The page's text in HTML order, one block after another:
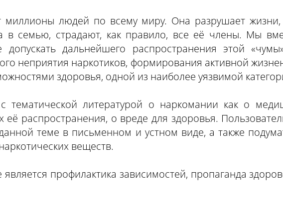
миллионы людей по всему миру. Она разрушает жизни,
в семью, страдают, как правило, все её члены. Мы
дальнейшего распространения этой
неприятия наркотиков, формирования активной
здоровья, одной из наиболее уязвимой
тематической литературой о наркомании как о
распространения, о вреде для здоровья.
теме в письменном и устном виде, а также
веществ.
профилактика зависимостей, пропаганда